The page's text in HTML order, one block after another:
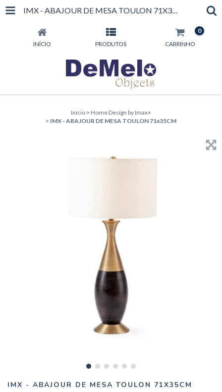
IMX - ABAJOUR DE MESA TOULON 71X35CM
INÍCIO PRODUTOS CARRINHO
0
Início > Home Design by Imax+
> IMX - ABAJOUR DE MESA TOULON 71x35CM
IMX - ABAJOUR DE MESA TOULON 71X35CM